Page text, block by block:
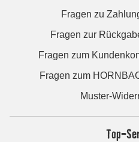
Fragen zu
Fragen zur
Fragen zum
Fragen zum
Muster-
Top-